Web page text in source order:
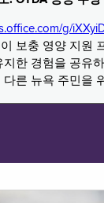
g/
보충 영양 지원
지한 경험을 공유
른 뉴욕 주민을